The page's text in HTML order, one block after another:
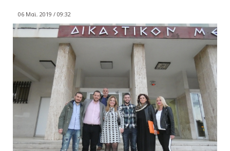
06 Μαϊ. 2019 / 09:32